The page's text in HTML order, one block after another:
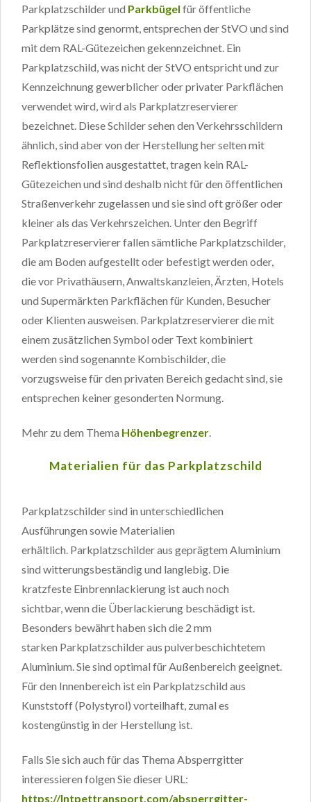
Parkplatzschilder und Parkbügel für öffentliche
Parkplätze sind genormt, entsprechen der StVO und sind
mit dem RAL-Gütezeichen gekennzeichnet. Ein
Parkplatzschild, was nicht der StVO entspricht und zur
Kennzeichnung gewerblicher oder privater Parkflächen
verwendet wird, wird als Parkplatzreservierer
bezeichnet. Diese Schilder sehen den Verkehrsschildern
ähnlich, sind aber von der Herstellung her selten mit
Reflektionsfolien ausgestattet, tragen kein RAL-
Gütezeichen und sind deshalb nicht für den öffentlichen
Straßenverkehr zugelassen und sie sind oft größer oder
kleiner als das Verkehrszeichen. Unter den Begriff
Parkplatzreservierer fallen sämtliche Parkplatzschilder,
die am Boden aufgestellt oder befestigt werden oder,
die vor Privathäusern, Anwaltskanzleien, Ärzten, Hotels
und Supermärkten Parkflächen für Kunden, Besucher
oder Klienten ausweisen. Parkplatzreservierer die mit
einem zusätzlichen Symbol oder Text kombiniert
werden sind sogenannte Kombischilder, die
vorzugsweise für den privaten Bereich gedacht sind, sie
entsprechen keiner gesonderten Normung.
Mehr zu dem Thema Höhenbegrenzer.
Materialien für das Parkplatzschild
Parkplatzschilder sind in unterschiedlichen
Ausführungen sowie Materialien
erhältlich. Parkplatzschilder aus geprägtem Aluminium
sind witterungsbeständig und langlebig. Die
kratzfeste Einbrennlackierung ist auch noch
sichtbar, wenn die Überlackierung beschädigt ist.
Besonders bewährt haben sich die 2 mm
starken Parkplatzschilder aus pulverbeschichtetem
Aluminium. Sie sind optimal für Außenbereich geeignet.
Für den Innenbereich ist ein Parkplatzschild aus
Kunststoff (Polystyrol) vorteilhaft, zumal es
kostengünstig in der Herstellung ist.
Falls Sie sich auch für das Thema Absperrgitter
interessieren folgen Sie dieser URL:
https://lntpettransport.com/absperrgitter-